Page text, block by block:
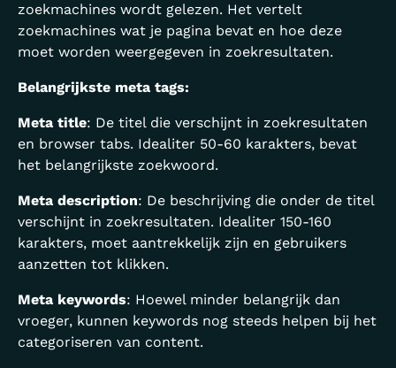
zoekmachines wordt gelezen. Het vertelt
zoekmachines wat je pagina bevat en hoe deze
moet worden weergegeven in zoekresultaten.
Belangrijkste meta tags:
Meta title: De titel die verschijnt in zoekresultaten
en browser tabs. Idealiter 50-60 karakters, bevat
het belangrijkste zoekwoord.
Meta description: De beschrijving die onder de titel
verschijnt in zoekresultaten. Idealiter 150-160
karakters, moet aantrekkelijk zijn en gebruikers
aanzetten tot klikken.
Meta keywords: Hoewel minder belangrijk dan
vroeger, kunnen keywords nog steeds helpen bij het
categoriseren van content.